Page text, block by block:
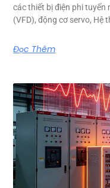
các thiết bị điện phi
(VFD), động cơ servo, Hệ
Đọc Thêm